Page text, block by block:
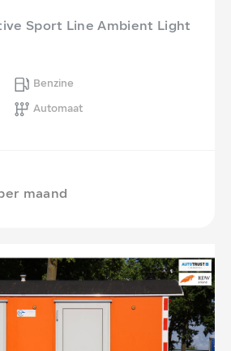
Sport Line Ambient Light
Benzine
Automaat
maand